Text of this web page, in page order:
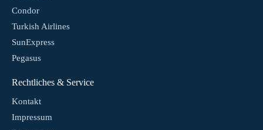
Condor
Turkish Airlines
SunExpress
Pegasus
Rechtliches & Service
Kontakt
Impressum